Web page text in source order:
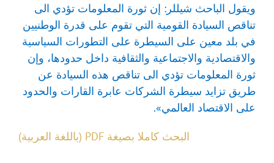
ويقول الباحث شيللر: إن ثورة المعلومات تؤدي الى
تناقص السيادة القومية التي تقوم على قدرة الوطنيين
في بلد معين على السيطرة على التطورات السياسية
والاقتصادية والاجتماعية والثقافية داخل حدودها، وإن
ثورة المعلومات تؤدي الى تناقص هذه السيادة عن
طريق تزايد سيطرة الشركات عابرة القارات والحدود
على الاقتصاد العالمي».
البحث كاملا بصيغة PDF (باللغة العربية)